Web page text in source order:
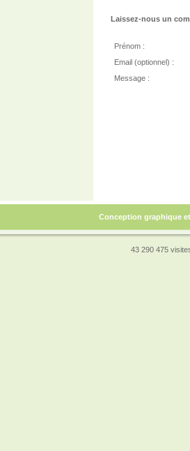
Laissez-nous un
Prénom :
Email (optionnel) :
Message :
Conception graphique
43 290 475